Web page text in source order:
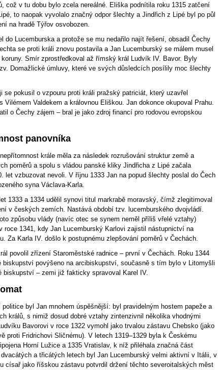
což v tu dobu bylo zcela nereálné. Eliška podnítila roku 1315 zatčení
to naopak vyvolalo značný odpor šlechty a Jindřich z Lipé byl po půl
na hradě Týřov osvobozen.
do Lucemburska a protože se mu nedařilo najít řešení, obsadil Čechy
se proti králi znovu postavila a Jan Lucemburský se málem musel
Smír zprostředkoval až římský král Ludvík IV. Bavor. Byly
Domažlické úmluvy, které ve svých důsledcích posílily moc šlechty
se pokusil o vzpouru proti králi pražský patriciát, který uzavřel
Vilémem Valdekem a královnou Eliškou. Jan dokonce okupoval Prahu.
o Čechy zájem – bral je jako zdroj financí pro rodovou evropskou
panovníka
nepřítomnost krále měla za následek rozrušování struktur země a
poměrů a spolu s vládou panské kliky Jindřicha z Lipé začala
let vzbuzovat nevoli. V říjnu 1333 Jan na popud šlechty poslal do Čech
syna Václava-Karla.
1333 a 1334 udělil synovi titul markrabě moravský, čímž zlegitimoval
v českých zemích. Nastává období tzv. lucemburského dvojvládí.
způsobu vlády (navíc otec se synem neměl příliš vřelé vztahy)
roce 1341, kdy Jan Lucemburský Karlovi zajistil nástupnictví na
Za Karla IV. došlo k postupnému zlepšování poměrů v Čechách.
povolil zřízení Staroměstské radnice – první v Čechách. Roku 1344
biskupství povýšeno na arcibiskupství, současně s tím bylo v Litomyšli
biskupství – zemi již fakticky spravoval Karel IV.
politice byl Jan mnohem úspěšnější: byl pravidelným hostem papeže a
králů, s nimiž dosud dobré vztahy zintenzivnil několika vhodnými
Bavorovi v roce 1322 vymohl jako trvalou zástavu Chebsko (jako
proti Fridrichovi Sličnému). V letech 1319–1329 byla k Českému
Horní Lužice a 1335 Vratislav, k níž přiléhala značná část
a třicátých letech byl Jan Lucemburský velmi aktivní v Itálii, v
císař jako říšskou zástavu potvrdil držení těchto severoitalských měst